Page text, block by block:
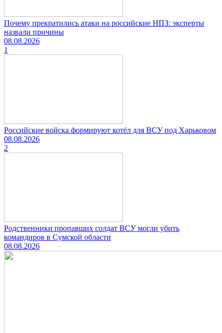
Почему прекратились атаки на российские НПЗ: эксперты
назвали причины
08.08.2026
1
Российские войска формируют котёл для ВСУ под Харьковом
08.08.2026
2
Родственники пропавших солдат ВСУ могли убить
командиров в Сумской области
08.08.2026